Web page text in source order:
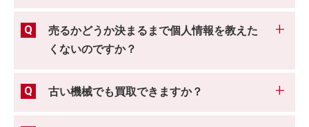
売るかどうか決まるまで個人情報を教えた
くないのですか？
古い機械でも買取できますか？